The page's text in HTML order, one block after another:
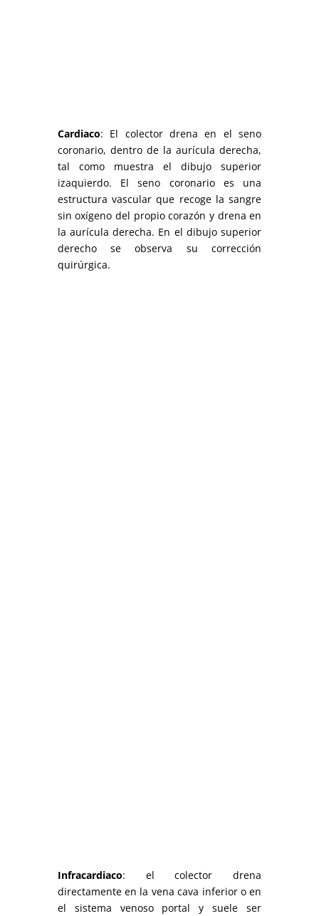
Cardiaco: El colector drena en el seno
coronario, dentro de la aurícula derecha,
tal como muestra el dibujo superior
izaquierdo. El seno coronario es una
estructura vascular que recoge la sangre
sin oxígeno del propio corazón y drena en
la aurícula derecha. En el dibujo superior
derecho se observa su corrección
quirúrgica.
Infracardiaco: el colector drena
directamente en la vena cava inferior o en
el sistema venoso portal y suele ser